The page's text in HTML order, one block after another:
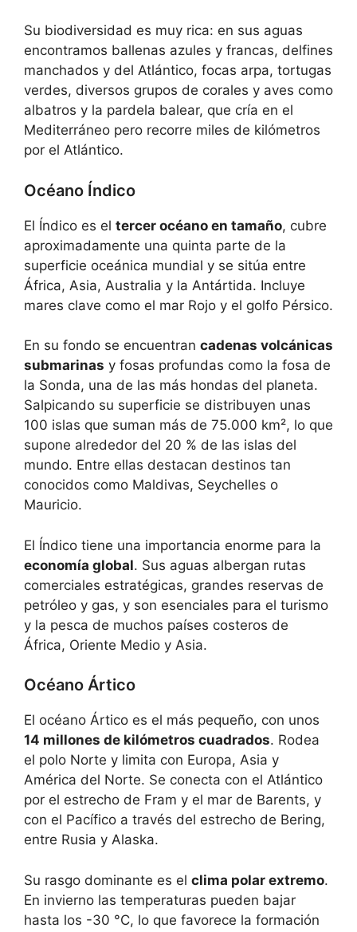
Su biodiversidad es muy rica: en sus aguas
encontramos ballenas azules y francas, delfines
manchados y del Atlántico, focas arpa, tortugas
verdes, diversos grupos de corales y aves como
albatros y la pardela balear, que cría en el
Mediterráneo pero recorre miles de kilómetros
por el Atlántico.
Océano Índico
El Índico es el tercer océano en tamaño, cubre
aproximadamente una quinta parte de la
superficie oceánica mundial y se sitúa entre
África, Asia, Australia y la Antártida. Incluye
mares clave como el mar Rojo y el golfo Pérsico.
En su fondo se encuentran cadenas volcánicas
submarinas y fosas profundas como la fosa de
la Sonda, una de las más hondas del planeta.
Salpicando su superficie se distribuyen unas
100 islas que suman más de 75.000 km², lo que
supone alrededor del 20 % de las islas del
mundo. Entre ellas destacan destinos tan
conocidos como Maldivas, Seychelles o
Mauricio.
El Índico tiene una importancia enorme para la
economía global. Sus aguas albergan rutas
comerciales estratégicas, grandes reservas de
petróleo y gas, y son esenciales para el turismo
y la pesca de muchos países costeros de
África, Oriente Medio y Asia.
Océano Ártico
El océano Ártico es el más pequeño, con unos
14 millones de kilómetros cuadrados. Rodea
el polo Norte y limita con Europa, Asia y
América del Norte. Se conecta con el Atlántico
por el estrecho de Fram y el mar de Barents, y
con el Pacífico a través del estrecho de Bering,
entre Rusia y Alaska.
Su rasgo dominante es el clima polar extremo.
En invierno las temperaturas pueden bajar
hasta los -30 °C, lo que favorece la formación